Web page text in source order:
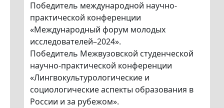
Победитель международной научно-
практической конференции
«Международный форум молодых
исследователей–2024».
Победитель Межвузовской студенческой
научно-практической конференции
«Лингвокультурологические и
социологические аспекты образования в
России и за рубежом».